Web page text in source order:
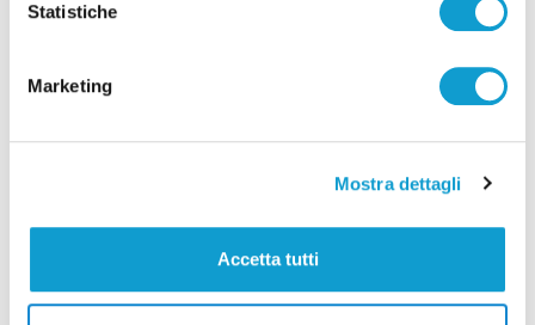
Statistiche
Marketing
Mostra dettagli
Accetta tutti